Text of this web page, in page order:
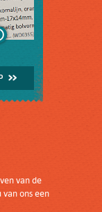
van de
ons een